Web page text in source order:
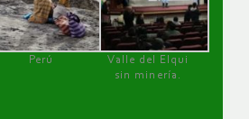
Perú
Valle del Elqui
sin minería.